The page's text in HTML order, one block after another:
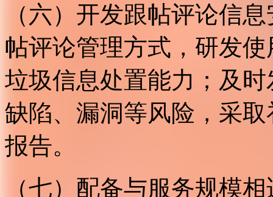
（六）开发跟帖评论信
帖评论管理方式，研发
垃圾信息处置能力；及
缺陷、漏洞等风险，采
报告。
（七）配备与服务规模